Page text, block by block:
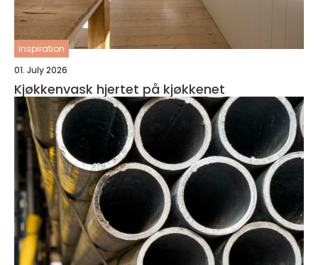
inspiration
01. July 2026
Kjøkkenvask hjertet på kjøkkenet